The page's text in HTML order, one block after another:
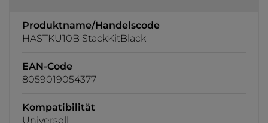
Produktname/Handelscode
HASTKU10B StackKitBlack
EAN-Code
8059019054377
Kompatibilität
Universell